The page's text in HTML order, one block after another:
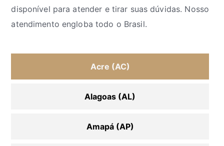
disponível para atender e tirar suas dúvidas. Nosso
atendimento engloba todo o Brasil.
Acre (AC)
Alagoas (AL)
Amapá (AP)